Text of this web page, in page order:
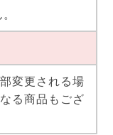
変更される場
る商品もござ